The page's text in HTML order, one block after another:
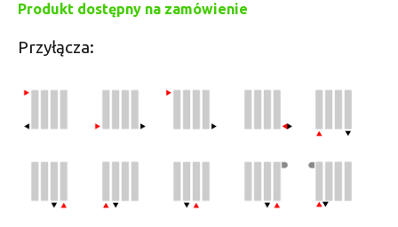
Produkt dostępny na zamówienie
Przyłącza: